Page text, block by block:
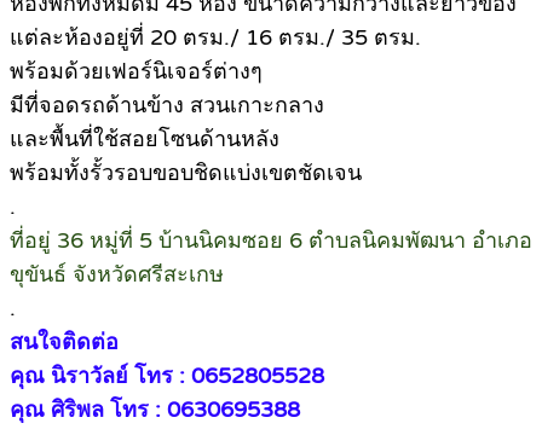
แต่ละห้องอยู่ที่ 20 ตรม./ 16 ตรม./ 35 ตรม.
พร้อมด้วยเฟอร์นิเจอร์ต่างๆ
มีที่จอดรถด้านข้าง สวนเกาะกลาง
และพื้นที่ใช้สอยโซนด้านหลัง
พร้อมทั้งรั้วรอบขอบชิดแบ่งเขตชัดเจน
.
ที่อยู่ 36 หมู่ที่ 5 บ้านนิคมซอย 6 ตำบลนิคมพัฒนา อำเภอ
ขุขันธ์ จังหวัดศรีสะเกษ
.
สนใจติดต่อ
คุณ นิราวัลย์ โทร : 0652805528
คุณ ศิริพล โทร : 0630695388